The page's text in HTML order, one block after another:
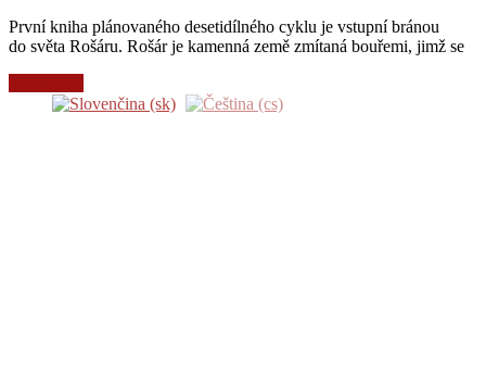
První kniha plánovaného desetidílného cyklu je vstupní bránou
do světa Rošáru. Rošár je kamenná země zmítaná bouřemi, jimž se